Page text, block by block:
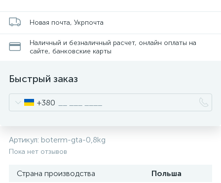
Новая почта, Укрпочта
Наличный и безналичный расчет, онлайн оплаты на
сайте, банковские карты
Быстрый заказ
+380
Артикул: boterm-gta-0,8kg
Пока нет отзывов
Страна производства Польша